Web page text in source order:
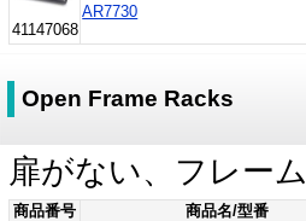
41147068
AR7730
Open Frame Racks
扉がない、フレー
商品番号 商品名/型番